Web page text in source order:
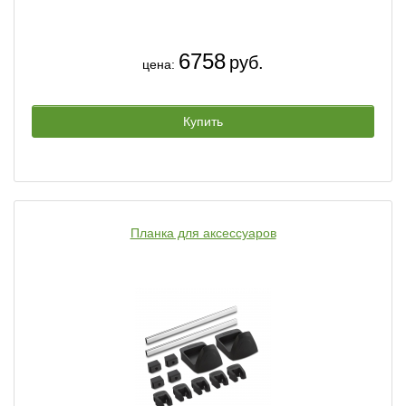
цена: 6758 руб.
Купить
Планка для аксессуаров